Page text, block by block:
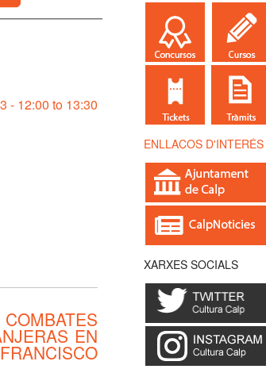
- 12:00 to 13:30
EN
ENLLAÇOS D'INTERÉS
XARXES SOCIALS